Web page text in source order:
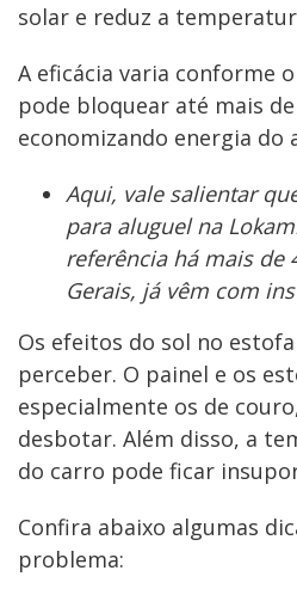
solar e reduz a
A eficácia varia conforme
pode bloquear até mais
economizando energia do
Aqui, vale salientar
para aluguel na
referência há mais de
Gerais, já vêm com
Os efeitos do sol no
perceber. O painel e os
especialmente os de
desbotar. Além disso, a
do carro pode ficar
Confira abaixo algumas
problema: